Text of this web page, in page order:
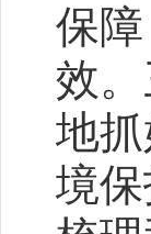
保
效
地
境